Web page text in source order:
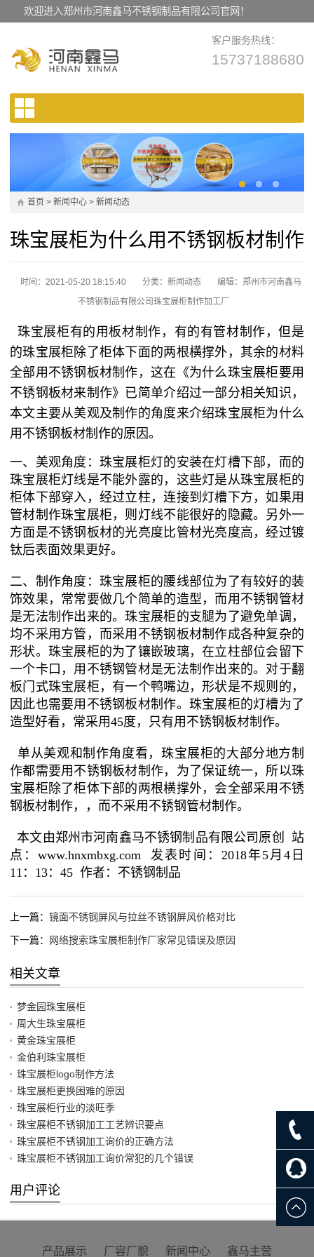
欢迎进入郑州市河南鑫马不锈钢制品有限公司官网！
客户服务热线：
15737188680
首页 > 新闻中心 > 新闻动态
珠宝展柜为什么用不锈钢板材制作
时间：2021-05-20 18:15:40 分类： 新闻动态
编辑：郑州市河南鑫马
不锈钢制品有限公司珠宝展柜制作加工厂
珠宝展柜有的用板材制作，有的有管材制作，但是
的珠宝展柜除了柜体下面的两根横撑外，其余的材料
全部用不锈钢板材制作，这在《为什么珠宝展柜要用
不锈钢板材来制作》已简单介绍过一部分相关知识，
本文主要从美观及制作的角度来介绍珠宝展柜为什么
用不锈钢板材制作的原因。
一、美观角度：珠宝展柜灯的安装在灯槽下部，而的
珠宝展柜灯线是不能外露的，这些灯是从珠宝展柜的
柜体下部穿入，经过立柱，连接到灯槽下方，如果用
管材制作珠宝展柜，则灯线不能很好的隐藏。另外一
方面是不锈钢板材的光亮度比管材光亮度高，经过镀
钛后表面效果更好。
二、制作角度：珠宝展柜的腰线部位为了有较好的装
饰效果，常常要做几个简单的造型，而用不锈钢管材
是无法制作出来的。珠宝展柜的支腿为了避免单调，
均不采用方管，而采用不锈钢板材制作成各种复杂的
形状。珠宝展柜的为了镶嵌玻璃，在立柱部位会留下
一个卡口，用不锈钢管材是无法制作出来的。对于翻
板门式珠宝展柜，有一个鸭嘴边，形状是不规则的，
因此也需要用不锈钢板材制作。珠宝展柜的灯槽为了
造型好看，常采用45度，只有用不锈钢板材制作。
单从美观和制作角度看，珠宝展柜的大部分地方制
作都需要用不锈钢板材制作，为了保证统一，所以珠
宝展柜除了柜体下部的两根横撑外，会全部采用不锈
钢板材制作，，而不采用不锈钢管材制作。
本文由郑州市河南鑫马不锈钢制品有限公司原创 站
点：www.hnxmbxg.com 发表时间：2018年5月4日
11：13：45 作者：不锈钢制品
上一篇： 镜面不锈钢屏风与拉丝不锈钢屏风价格对比
下一篇： 网络搜索珠宝展柜制作厂家常见错误及原因
相关文章
梦金园珠宝展柜
周大生珠宝展柜
黄金珠宝展柜
金伯利珠宝展柜
珠宝展柜logo制作方法
珠宝展柜更换困难的原因
珠宝展柜行业的淡旺季
珠宝展柜不锈钢加工工艺辨识要点
珠宝展柜不锈钢加工询价的正确方法
珠宝展柜不锈钢加工询价常犯的几个错误
用户评论
产品展示 厂容厂貌 新闻中心 鑫马主营